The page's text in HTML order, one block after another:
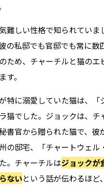
難しい性格で知られていま
の私邸でも官邸でも常に数
ため、チャーチルと猫のエ
す。
特に溺愛していた猫は、「
猫でした。ジョックは、チ
書官から贈られた猫で、彼
の邸宅、「チャートウェル
。チャーチルはジョックが
ないという話が伝わるほど